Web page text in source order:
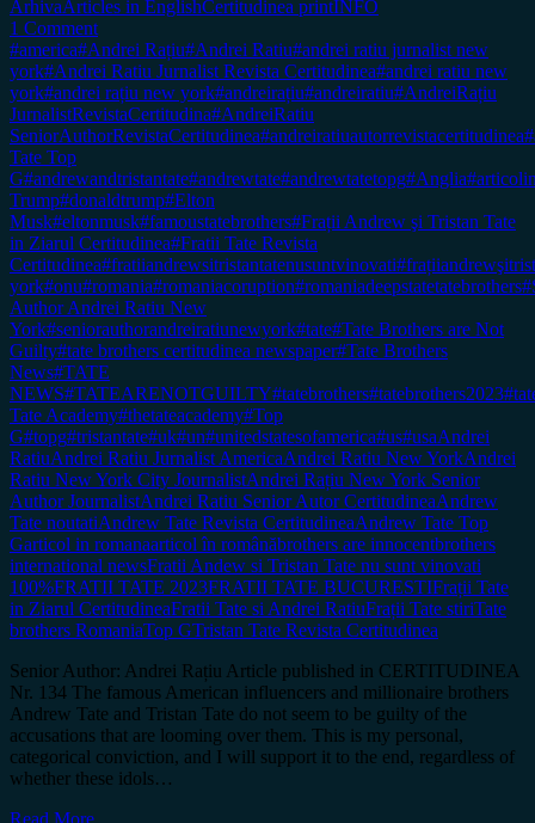
ArhivaArticles in EnglishCertitudinea printINFO
1 Comment
#america#Andrei Rațiu#Andrei Ratiu#andrei ratiu jurnalist new
york#Andrei Ratiu Jurnalist Revista Certitudinea#andrei ratiu new
york#andrei rațiu new york#andreirațiu#andreiratiu#AndreiRațiu
JurnalistRevistaCertitudina#AndreiRatiu
SeniorAuthorRevistaCertitudinea#andreiratiuautorrevistacertitudinea
Tate Top
G#andrewandtristantate#andrewtate#andrewtatetopg#Anglia
Trump#donaldtrump#Elton
Musk#eltonmusk#famoustatebrothers#Frații Andrew şi Tristan Tate
in Ziarul Certitudinea#Fratii Tate Revista
Certitudinea#fratiiandrewsitristantatenusuntvinovati
york#onu#romania#romaniacoruption#romaniadeepstatetatebrothers
Author Andrei Ratiu New
York#seniorauthorandreiratiunewyork#tate#Tate Brothers are Not
Guilty#tate brothers certitudinea newspaper#Tate Brothers
News#TATE
NEWS#TATEARENOTGUILTY#tatebrothers#tatebrothers2023
Tate Academy#thetateacademy#Top
G#topg#tristantate#uk#un#unitedstatesofamerica#us#usaAndrei
RatiuAndrei Ratiu Jurnalist AmericaAndrei Ratiu New YorkAndrei
Ratiu New York City JournalistAndrei Rațiu New York Senior
Author JournalistAndrei Ratiu Senior Autor CertitudineaAndrew
Tate noutatiAndrew Tate Revista CertitudineaAndrew Tate Top
Garticol in romanaarticol în românăbrothers are innocentbrothers
international newsFratii Andew si Tristan Tate nu sunt vinovati
100%FRATII TATE 2023FRATII TATE BUCURESTIFrații Tate
in Ziarul CertitudineaFratii Tate si Andrei RatiuFrații Tate stiriTate
brothers RomaniaTop GTristan Tate Revista Certitudinea
Senior Author: Andrei Rațiu Article published in CERTITUDINEA
Nr. 134 The famous American influencers and millionaire brothers
Andrew Tate and Tristan Tate do not seem to be guilty of the
accusations that are looming over them. This is my personal,
categorical conviction, and I will support it to the end, regardless of
whether these idols…
Read More